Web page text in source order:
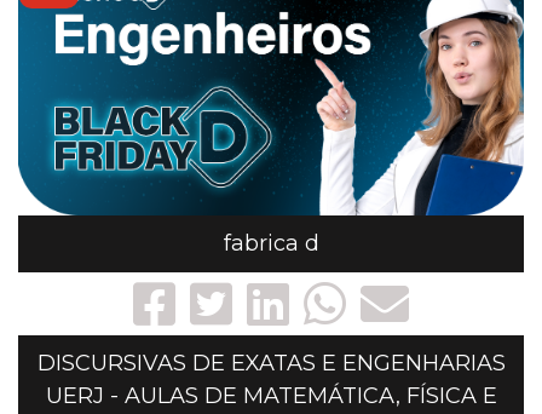
fabrica d
DISCURSIVAS DE EXATAS E ENGENHARIAS
UERJ - AULAS DE MATEMÁTICA, FÍSICA E